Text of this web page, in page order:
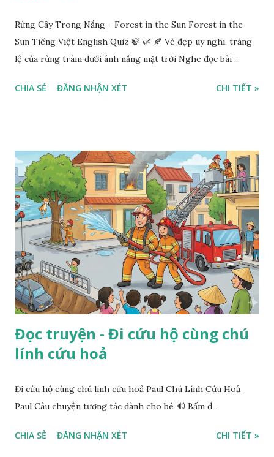
Rừng Cây Trong Nắng - Forest in the Sun Forest in the
Sun Tiếng Việt English Quiz 🍃 🌿 🍂 Vẻ đẹp uy nghi, tráng
lệ của rừng tràm dưới ánh nắng mặt trời Nghe đọc bài ...
CHIA SẺ ĐĂNG NHẬN XÉT CHI TIẾT »
Đọc truyện - Đi cứu hộ cùng chú
lính cứu hoả
Đi cứu hộ cùng chú lính cứu hoả Paul Chú Lính Cứu Hoả
Paul Câu chuyện tương tác dành cho bé 🔊 Bấm đ...
CHIA SẺ ĐĂNG NHẬN XÉT CHI TIẾT »